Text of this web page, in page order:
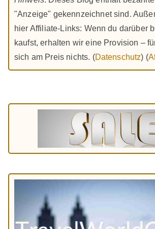
"Anzeige" gekennzeichnet sind.
hier Affiliate-Links: Wenn du darüber
kaufst, erhalten wir eine Provision –
sich am Preis nichts. (Datenschutz) (